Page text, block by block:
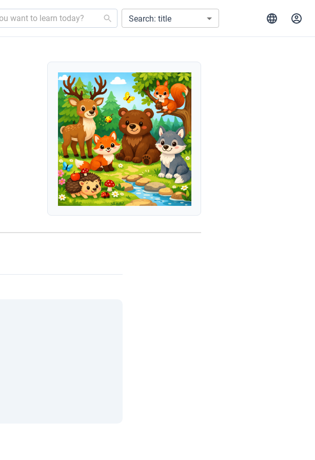
Search: title